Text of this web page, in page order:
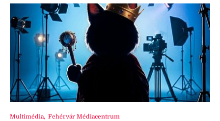
Multimédia, Fehérvár Médiacentrum